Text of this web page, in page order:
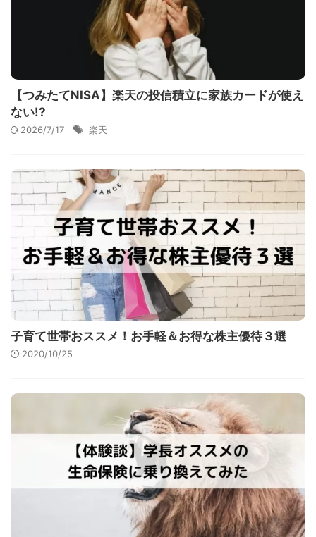
【つみたてNISA】楽天の投信積立に家族カードが使え
ない!?
2026/7/17 楽天
子育て世帯おススメ！お手軽＆お得な株主優待３選
2020/10/25